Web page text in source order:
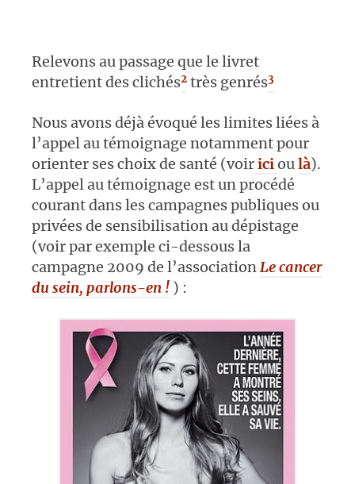
Relevons au passage que le livret
entretient des clichés2 très genrés3
Nous avons déjà évoqué les limites liées à
l’appel au témoignage notamment pour
orienter ses choix de santé (voiricioulà).
L’appel au témoignage est un procédé
courant dans les campagnes publiques ou
privées de sensibilisation au dépistage
(voir par exemple ci-dessous la
campagne 2009 de l’associationLe cancer
du sein, parlons-en ! ) :